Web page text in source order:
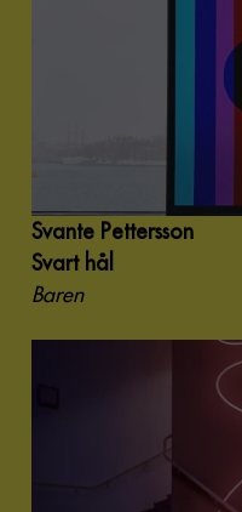
Svante Pettersson
Svart hål
Baren